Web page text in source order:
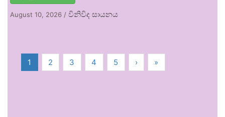
August 10, 2026 / විනිවිද සායනය
1 2 3 4 5 › »